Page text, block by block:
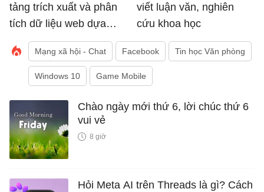
tảng trích xuất và phân
tích dữ liệu web dựa
trên AI
viết luận văn, nghiên
cứu khoa học
Mạng xã hội - Chat Facebook Tin học Văn phòng
Windows 10 Game Mobile
Chào ngày mới thứ 6, lời chúc thứ 6
vui vẻ
8 giờ
Hỏi Meta AI trên Threads là gì? Cách